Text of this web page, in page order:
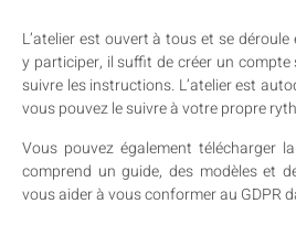
L’atelier est ouvert à tous et se
y participer, il suffit de créer un compte
suivre les instructions. L’atelier est
vous pouvez le suivre à votre propre
Vous pouvez également télécharger
comprend un guide, des modèles et
vous aider à vous conformer au GDPR